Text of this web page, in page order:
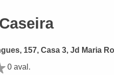
157, Casa 3, Jd Maria
0 aval.